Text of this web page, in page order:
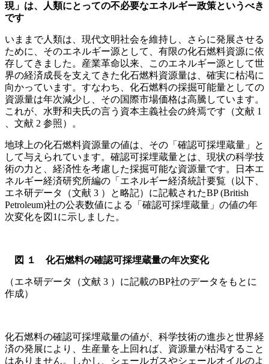
現」は、人類にとっての不必要なエネルギー政策というべき
です
いままで人類は、現代文明社会を維持し、さらに発展させる
ために、そのエネルギー源として、有限の化石燃料資源に依
存してきました。産業革命以来、このエネルギー源として世
界の経済成長を支えてきた化石燃料資源量は、確実に枯渇に
向かっています。すなわち、化石燃料の採掘可能量としての
資源量は年次減少し、その国際市場価格は高騰しています。
これが、水野和夫氏の言う資本主義社会の終焉です（文献 1
、文献 2 参照）。
地球上の化石燃料資源量の値は、その「確認可採埋蔵量」と
して与えられています。確認可採埋蔵量とは、現状の科学技
術の力と、経済性を考慮した採掘可能な資源量です。日本エ
ネルギー経済研究所編の「エネルギー経済統計要覧（以下、
エネ研データ（文献 3 ）と略記）に記載されたBP (British
Petroleum)社の公表数値による「確認可採埋蔵量」の値の年
次変化を図1に示しました。
図 １ 化石燃料の確認可採埋蔵量の年次変化
（エネ研データ（文献 3 ）に記載のBP社のデータをもとに
作成）
化石燃料の確認可採埋蔵量の値が、科学技術の進歩と世界経
済の発展により、生産量を上回れば、資源量が枯渇すること
はありません。しかし、シェールガスやシェールオイルのよ